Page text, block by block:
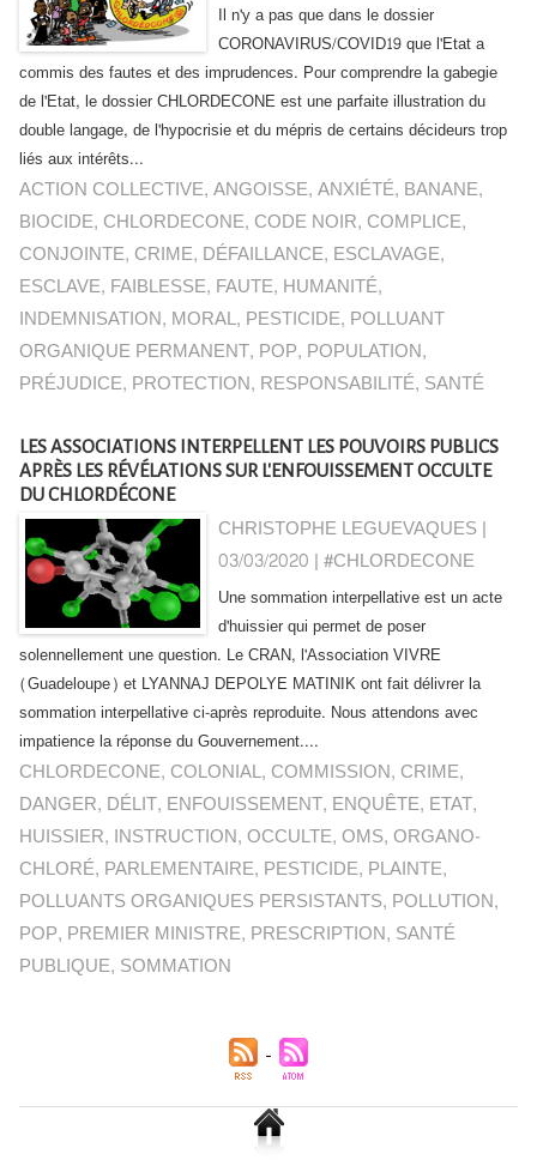
Il n'y a pas que dans le dossier
CORONAVIRUS/COVID19 que l'Etat a
commis des fautes et des imprudences. Pour comprendre la gabegie
de l'Etat, le dossier CHLORDECONE est une parfaite illustration du
double langage, de l'hypocrisie et du mépris de certains décideurs trop
liés aux intérêts...
ACTION COLLECTIVE,ANGOISSE,ANXIÉTÉ, BANANE,
BIOCIDE, CHLORDECONE, CODE NOIR, COMPLICE,
CONJOINTE, CRIME, DÉFAILLANCE, ESCLAVAGE,
ESCLAVE, FAIBLESSE, FAUTE, HUMANITÉ,
INDEMNISATION, MORAL, PESTICIDE, POLLUANT
ORGANIQUE PERMANENT, POP, POPULATION,
PRÉJUDICE, PROTECTION, RESPONSABILITÉ, SANTÉ
LES ASSOCIATIONS INTERPELLENT LES POUVOIRS PUBLICS
APRÈS LES RÉVÉLATIONS SUR L'ENFOUISSEMENT OCCULTE
DU CHLORDÉCONE
CHRISTOPHE LEGUEVAQUES |
03/03/2020 |#CHLORDECONE
Une sommation interpellative est un acte
d'huissier qui permet de poser
solennellement une question. Le CRAN, l'Association VIVRE
(Guadeloupe) et LYANNAJ DEPOLYE MATINIK ont fait délivrer la
sommation interpellative ci-après reproduite. Nous attendons avec
impatience la réponse du Gouvernement....
CHLORDECONE, COLONIAL, COMMISSION, CRIME,
DANGER, DÉLIT, ENFOUISSEMENT, ENQUÊTE, ETAT,
HUISSIER, INSTRUCTION,OCCULTE,OMS,ORGANO-
CHLORÉ, PARLEMENTAIRE, PESTICIDE, PLAINTE,
POLLUANTS ORGANIQUES PERSISTANTS, POLLUTION,
POP, PREMIER MINISTRE, PRESCRIPTION, SANTÉ
PUBLIQUE, SOMMATION